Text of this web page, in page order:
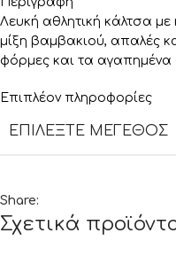
Λευκή αθλητική κάλτσα με
μίξη βαμβακιού, απαλές
φόρμες και τα αγαπημένα
Επιπλέον πληροφορίες
ΕΠΙΛΈΞΤΕ ΜΈΓΕΘΟΣ
Share:
Σχετικά